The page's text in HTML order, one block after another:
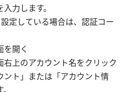
力します。
定している場合は、認証コー
を開く
右上のアカウント名をクリック
ント」または「アカウント情